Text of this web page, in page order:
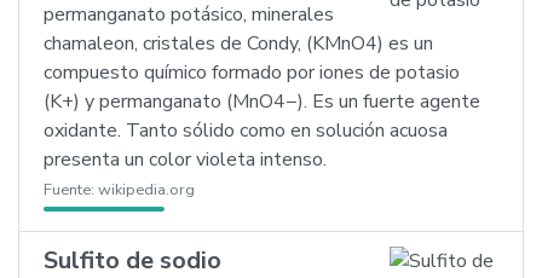
permanganato potásico, minerales
chamaleon, cristales de Condy, (KMnO4) es un
compuesto químico formado por iones de potasio
(K+) y permanganato (MnO4−). Es un fuerte agente
oxidante. Tanto sólido como en solución acuosa
presenta un color violeta intenso.
Fuente: wikipedia.org
Sulfito de sodio